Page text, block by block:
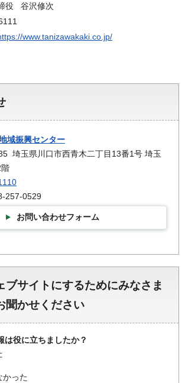
役 谷沢修次
www.tanizawakaki.co.jp/
域振興センター
埼玉県川口市西青木二丁目13番1号 埼玉
257-0529
お問い合わせフォーム
ブサイトにするためにみなさま
聞かせください
は役に立ちましたか？
かった